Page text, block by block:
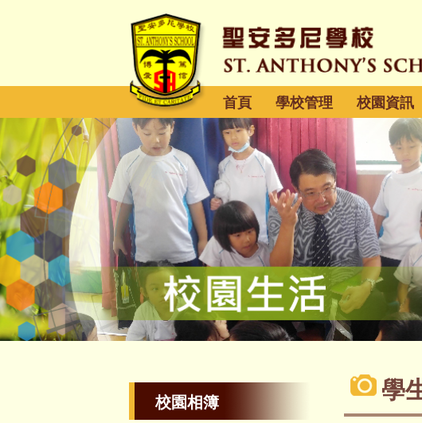
首頁 學校管理 校園資訊
校園相簿 學